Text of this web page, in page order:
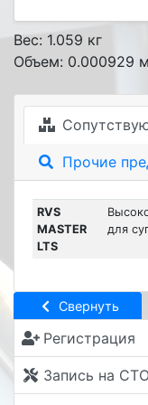
Свернуть
Регистрация
Запись на
Вес: 1.059 кг
Объем: 0.000929 м
Прочие
RVS
MASTER
LTS
для